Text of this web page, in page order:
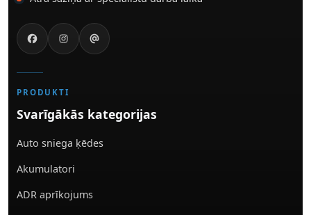
PRODUKTI
Svarīgākās kategorijas
Auto sniega ķēdes
Akumulatori
ADR aprīkojums